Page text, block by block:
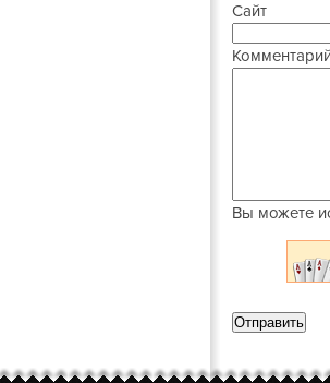
Сайт
Вы можете